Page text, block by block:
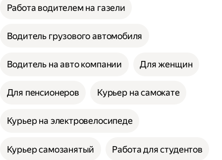
Работа водителем на газели
Водитель грузового автомобиля
Водитель на авто компании Для женщин
Для пенсионеров Курьер на самокате
Курьер на электровелосипеде
Курьер самозанятый Работа для студентов